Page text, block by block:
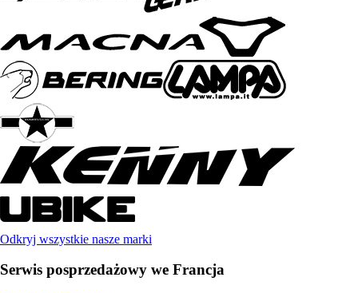
Odkryj wszystkie nasze marki
Serwis posprzedażowy we Francja